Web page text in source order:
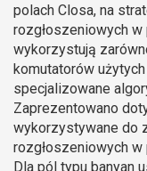
polach Closa, na
rozgłoszeniowych w
wykorzystują
komutatorów
specjalizowane
Zaprezentowano
wykorzystywane do
rozgłoszeniowych w
Dla pól typu banyan